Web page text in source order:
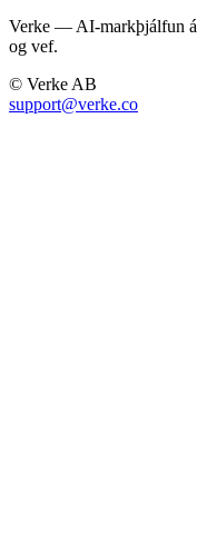
Verke — AI-markþjálfun á
og vef.
© Verke AB
support@verke.co